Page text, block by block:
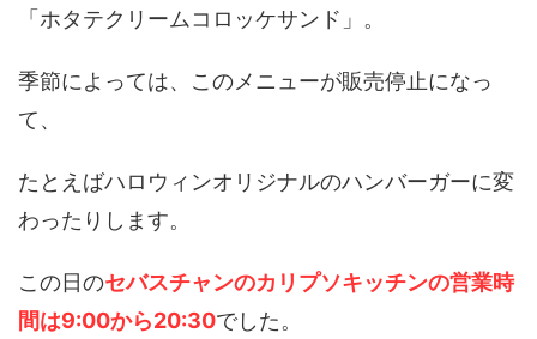
「ホタテクリームコロッケサンド」。
季節によっては、このメニューが販売停止になっ
て、
たとえばハロウィンオリジナルのハンバーガーに変
わったりします。
この日のセバスチャンのカリプソキッチンの営業時
間は9:00から20:30でした。